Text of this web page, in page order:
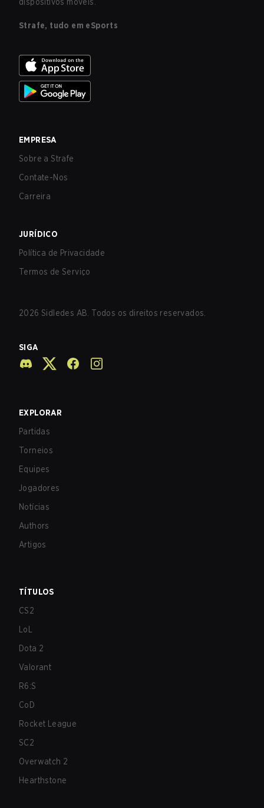
Strafe, tudo em eSports
EMPRESA
Sobre a Strafe
Contate-Nos
Carreira
JURÍDICO
Política de Privacidade
Termos de Serviço
2026 Sidledes AB. Todos os direitos reservados.
SIGA
EXPLORAR
Partidas
Torneios
Equipes
Jogadores
Notícias
Authors
Artigos
TÍTULOS
CS2
LoL
Dota 2
Valorant
R6:S
CoD
Rocket League
SC2
Overwatch 2
Hearthstone